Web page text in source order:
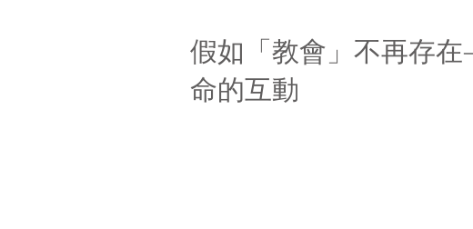
假如「教會」不再存
命的互動